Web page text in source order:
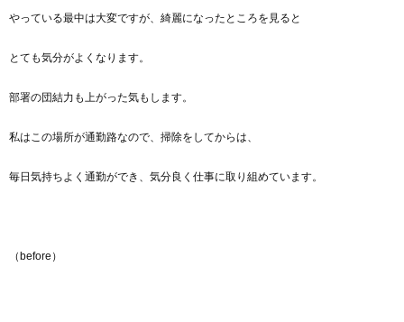
やっている最中は大変ですが、綺麗になったところを見ると
とても気分がよくなります。
部署の団結力も上がった気もします。
私はこの場所が通勤路なので、掃除をしてからは、
毎日気持ちよく通勤ができ、気分良く仕事に取り組めています。
（before）